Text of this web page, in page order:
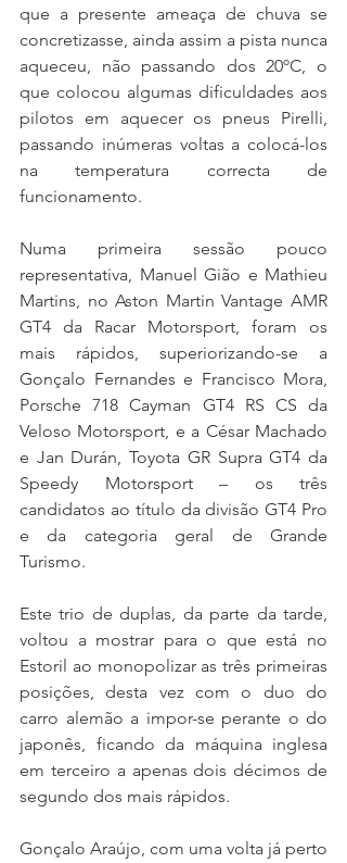
que a presente ameaça de chuva se
concretizasse, ainda assim a pista nunca
aqueceu, não passando dos 20ºC, o
que colocou algumas dificuldades aos
pilotos em aquecer os pneus Pirelli,
passando inúmeras voltas a colocá-los
na temperatura correcta de
funcionamento.
Numa primeira sessão pouco
representativa, Manuel Gião e Mathieu
Martins, no Aston Martin Vantage AMR
GT4 da Racar Motorsport, foram os
mais rápidos, superiorizando-se a
Gonçalo Fernandes e Francisco Mora,
Porsche 718 Cayman GT4 RS CS da
Veloso Motorsport, e a César Machado
e Jan Durán, Toyota GR Supra GT4 da
Speedy Motorsport – os três
candidatos ao título da divisão GT4 Pro
e da categoria geral de Grande
Turismo.
Este trio de duplas, da parte da tarde,
voltou a mostrar para o que está no
Estoril ao monopolizar as três primeiras
posições, desta vez com o duo do
carro alemão a impor-se perante o do
japonês, ficando da máquina inglesa
em terceiro a apenas dois décimos de
segundo dos mais rápidos.
Gonçalo Araújo, com uma volta já perto